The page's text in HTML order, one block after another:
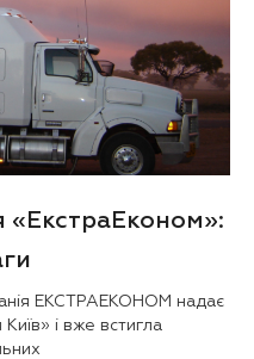
«ЕкстраЕконом»:
ЕКСТРАЕКОНОМ надає
і вже встигла